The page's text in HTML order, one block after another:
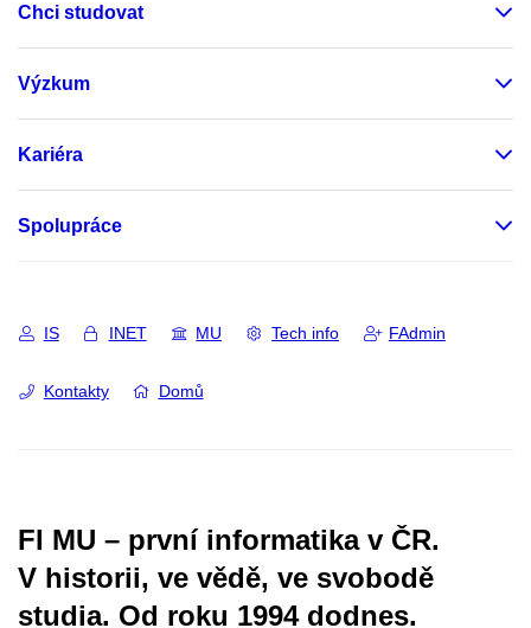
Chci studovat
Výzkum
Kariéra
Spolupráce
IS INET MU Tech info FAdmin
Kontakty Domů
FI MU – první informatika v ČR.
V historii, ve vědě, ve svobodě
studia. Od roku 1994 dodnes.